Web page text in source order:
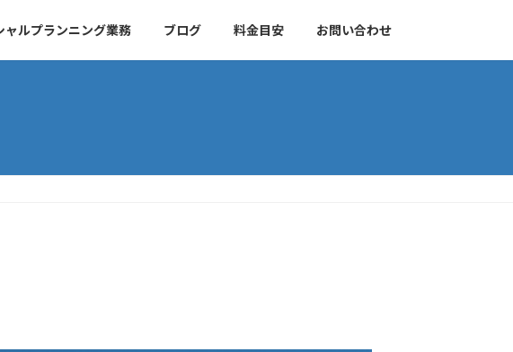
ャルプランニング業務 ブログ 料金目安 お問い合わせ